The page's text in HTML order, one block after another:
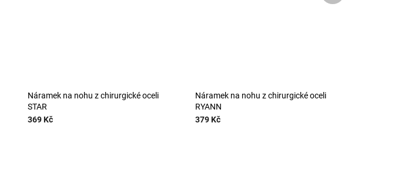
Náramek na nohu z chirurgické oceli
STAR
369 Kč
Náramek na nohu z chirurgické oceli
RYANN
379 Kč